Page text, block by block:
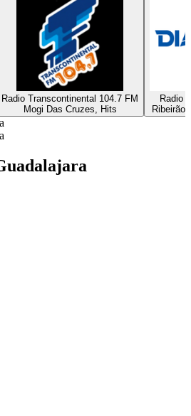
Radio Transcontinental 104.7 FM
Mogi Das Cruzes, Hits
Radio
Ribeirão